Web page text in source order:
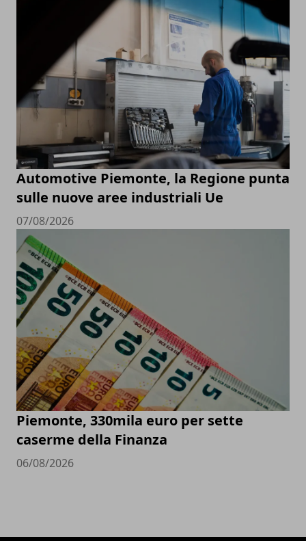
Automotive Piemonte, la Regione punta
sulle nuove aree industriali Ue
07/08/2026
Piemonte, 330mila euro per sette
caserme della Finanza
06/08/2026